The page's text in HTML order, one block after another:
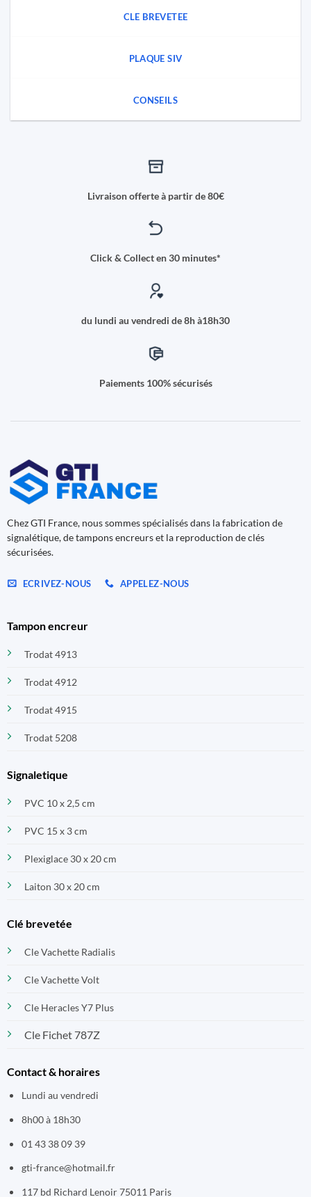
CLE BREVETEE
PLAQUE SIV
CONSEILS
Livraison offerte à partir de 80€
Click & Collect en 30 minutes*
du lundi au vendredi de 8h à18h30
Paiements 100% sécurisés
Chez GTI France, nous sommes spécialisés dans la fabrication de
signalétique, de tampons encreurs et la reproduction de clés
sécurisées.
ECRIVEZ-NOUS APPELEZ-NOUS
Tampon encreur
Trodat 4913
Trodat 4912
Trodat 4915
Trodat 5208
Signaletique
PVC 10 x 2,5 cm
PVC 15 x 3 cm
Plexiglace 30 x 20 cm
Laiton 30 x 20 cm
Clé brevetée
Cle Vachette Radialis
Cle Vachette Volt
Cle Heracles Y7 Plus
Cle Fichet 787Z
Contact & horaires
Lundi au vendredi
8h00 à 18h30
01 43 38 09 39
gti-france@hotmail.fr
117 bd Richard Lenoir 75011 Paris